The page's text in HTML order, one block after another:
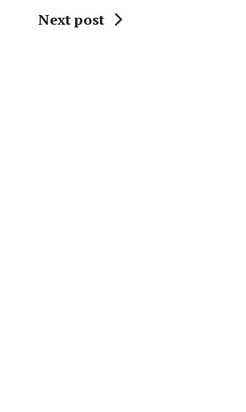
Next post